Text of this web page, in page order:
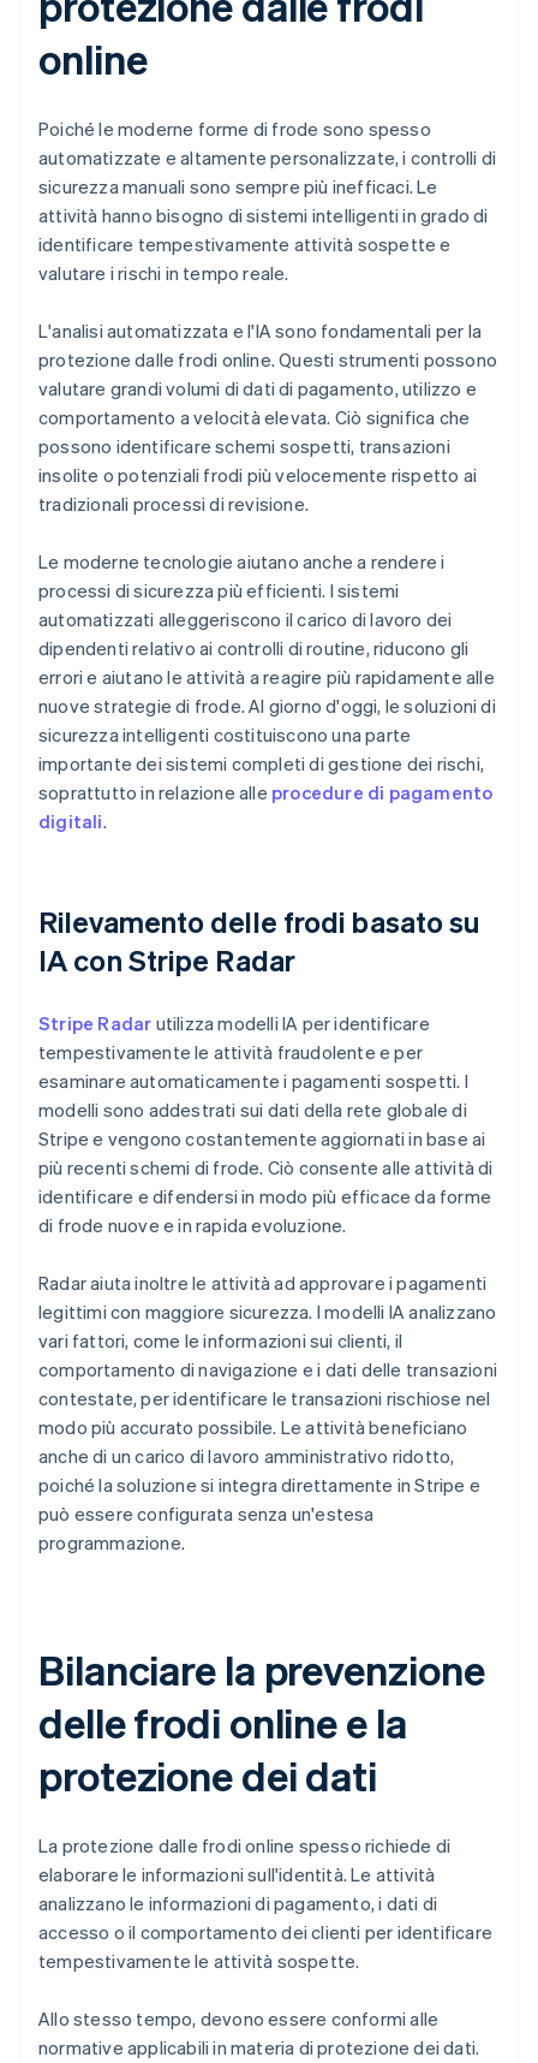
online
Poiché le moderne forme di frode sono spesso
automatizzate e altamente personalizzate, i controlli di
sicurezza manuali sono sempre più inefficaci. Le
attività hanno bisogno di sistemi intelligenti in grado di
identificare tempestivamente attività sospette e
valutare i rischi in tempo reale.
L'analisi automatizzata e l'IA sono fondamentali per la
protezione dalle frodi online. Questi strumenti possono
valutare grandi volumi di dati di pagamento, utilizzo e
comportamento a velocità elevata. Ciò significa che
possono identificare schemi sospetti, transazioni
insolite o potenziali frodi più velocemente rispetto ai
tradizionali processi di revisione.
Le moderne tecnologie aiutano anche a rendere i
processi di sicurezza più efficienti. I sistemi
automatizzati alleggeriscono il carico di lavoro dei
dipendenti relativo ai controlli di routine, riducono gli
errori e aiutano le attività a reagire più rapidamente alle
nuove strategie di frode. Al giorno d'oggi, le soluzioni di
sicurezza intelligenti costituiscono una parte
importante dei sistemi completi di gestione dei rischi,
soprattutto in relazione alle procedure di pagamento
digitali.
Rilevamento delle frodi basato su
IA con Stripe Radar
Stripe Radar utilizza modelli IA per identificare
tempestivamente le attività fraudolente e per
esaminare automaticamente i pagamenti sospetti. I
modelli sono addestrati sui dati della rete globale di
Stripe e vengono costantemente aggiornati in base ai
più recenti schemi di frode. Ciò consente alle attività di
identificare e difendersi in modo più efficace da forme
di frode nuove e in rapida evoluzione.
Radar aiuta inoltre le attività ad approvare i pagamenti
legittimi con maggiore sicurezza. I modelli IA analizzano
vari fattori, come le informazioni sui clienti, il
comportamento di navigazione e i dati delle transazioni
contestate, per identificare le transazioni rischiose nel
modo più accurato possibile. Le attività beneficiano
anche di un carico di lavoro amministrativo ridotto,
poiché la soluzione si integra direttamente in Stripe e
può essere configurata senza un'estesa
programmazione.
Bilanciare la prevenzione
delle frodi online e la
protezione dei dati
La protezione dalle frodi online spesso richiede di
elaborare le informazioni sull'identità. Le attività
analizzano le informazioni di pagamento, i dati di
accesso o il comportamento dei clienti per identificare
tempestivamente le attività sospette.
Allo stesso tempo, devono essere conformi alle
normative applicabili in materia di protezione dei dati.